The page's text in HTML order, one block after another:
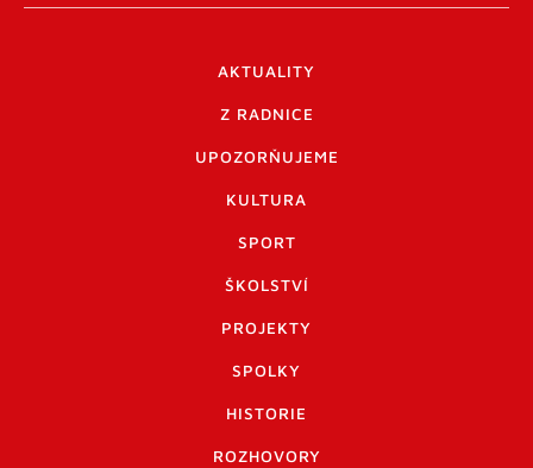
AKTUALITY
Z RADNICE
UPOZORŇUJEME
KULTURA
SPORT
ŠKOLSTVÍ
PROJEKTY
SPOLKY
HISTORIE
ROZHOVORY